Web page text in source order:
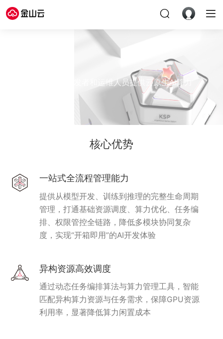
为机器学习场景开发者和运维人员提供云原生AI算力
核心优势
一站式全流程管理能力
提供从模型开发、训练到推理的完整生命周期
管理，打通基础资源调度、算力优化、任务编
排、权限管控全链路，降低多模块协同复杂
度，实现“开箱即用”的AI开发体验
异构资源高效调度
通过动态任务编排算法与算力管理工具，智能
匹配异构算力资源与任务需求，保障GPU资源
利用率，显著降低算力闲置成本